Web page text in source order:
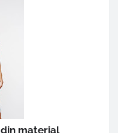
material